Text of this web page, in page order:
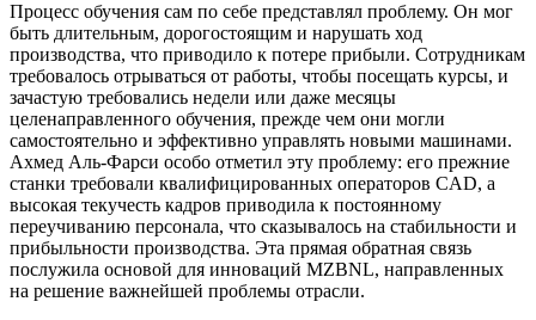
Процесс обучения сам по себе представлял проблему. Он мог
быть длительным, дорогостоящим и нарушать ход
производства, что приводило к потере прибыли. Сотрудникам
требовалось отрываться от работы, чтобы посещать курсы, и
зачастую требовались недели или даже месяцы
целенаправленного обучения, прежде чем они могли
самостоятельно и эффективно управлять новыми машинами.
Ахмед Аль-Фарси особо отметил эту проблему: его прежние
станки требовали квалифицированных операторов CAD, а
высокая текучесть кадров приводила к постоянному
переучиванию персонала, что сказывалось на стабильности и
прибыльности производства. Эта прямая обратная связь
послужила основой для инноваций MZBNL, направленных
на решение важнейшей проблемы отрасли.